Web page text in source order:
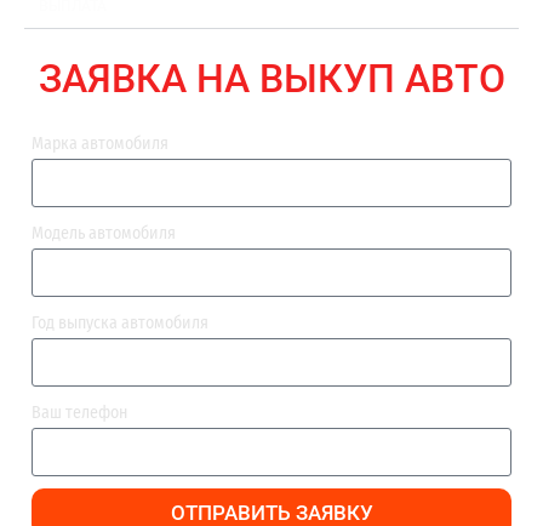
ЗАЯВКА НА ВЫКУП АВТО
Марка автомобиля
Модель автомобиля
Год выпуска автомобиля
Ваш телефон
ОТПРАВИТЬ ЗАЯВКУ